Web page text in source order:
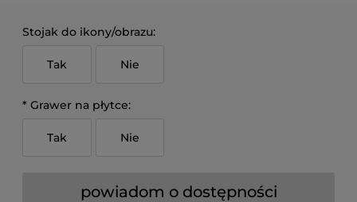
Stojak do ikony/obrazu:
Tak Nie
* Grawer na płytce:
Tak Nie
powiadom o dostępności